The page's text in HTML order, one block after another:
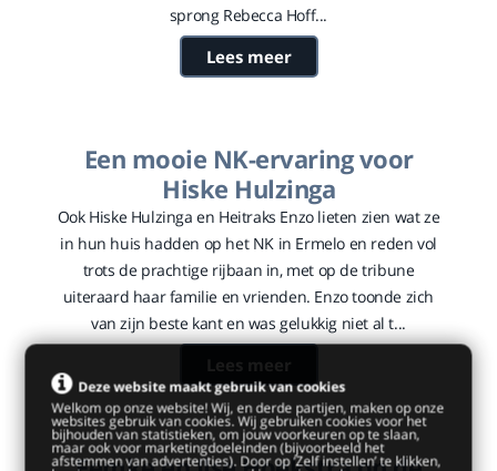
sprong Rebecca Hoff...
Lees meer
Een mooie NK-ervaring voor
Hiske Hulzinga
Ook Hiske Hulzinga en Heitraks Enzo lieten zien wat ze
in hun huis hadden op het NK in Ermelo en reden vol
trots de prachtige rijbaan in, met op de tribune
uiteraard haar familie en vrienden. Enzo toonde zich
van zijn beste kant en was gelukkig niet al t...
Lees meer
Deze website maakt gebruik van cookies
Welkom op onze website! Wij, en derde partijen, maken op onze
websites gebruik van cookies. Wij gebruiken cookies voor het
bijhouden van statistieken, om jouw voorkeuren op te slaan,
maar ook voor marketingdoeleinden (bijvoorbeeld het
afstemmen van advertenties). Door op ‘Zelf instellen’ te klikken,